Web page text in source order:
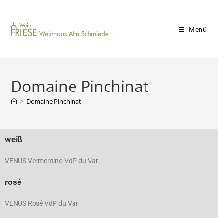
Menü
Domaine Pinchinat
> Domaine Pinchinat
weiß
VENUS Vermentino VdP du Var
rosé
VENUS Rosé VdP du Var